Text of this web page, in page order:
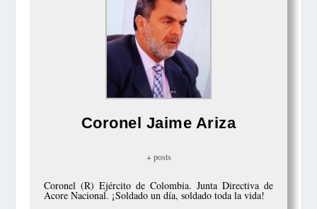
Coronel Jaime Ariza
+ posts
Coronel (R) Ejército de Colombia. Junta Directiva de
Acore Nacional. ¡Soldado un día, soldado toda la vida!